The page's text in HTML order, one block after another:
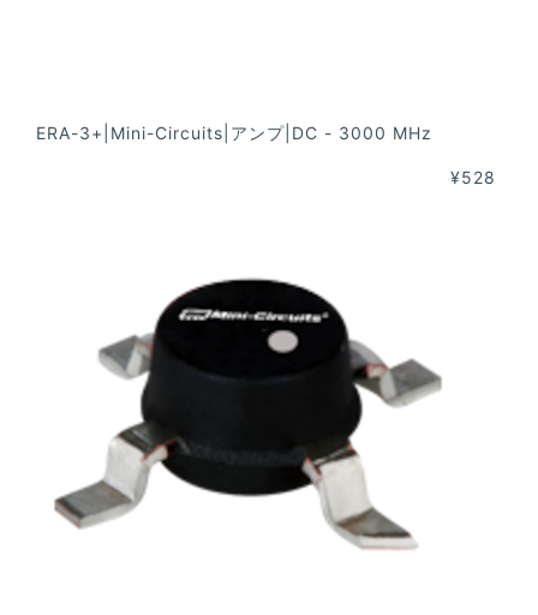
ERA-3+|Mini-Circuits|アンプ|DC - 3000 MHz
¥528